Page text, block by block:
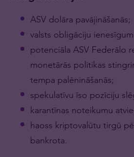
ASV dolāra pavājināšanās;
valsts obligāciju
potenciāla ASV Federālo
monetārās politikas
tempa palēnināšanās;
spekulatīvu īso pozīciju
karantīnas noteikumu
haoss kriptovalūtu tirgū
bankrota.